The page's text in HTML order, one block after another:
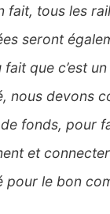
fait, tous les
seront
que c’est
nous devons
fonds, pour
et
pour le bon